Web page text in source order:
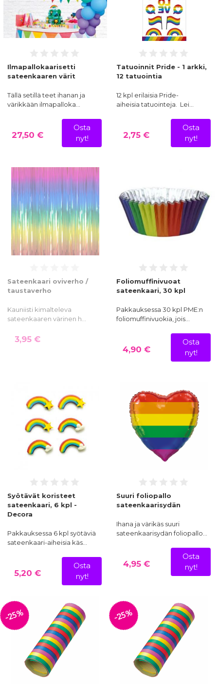
Ilmapallokaarisetti
sateenkaaren värit
Tällä setillä teet ihanan ja
värikkään ilmapalloka…
27,50 €
Osta
nyt!
Tatuoinnit Pride - 1 arkki,
12 tatuointia
12 kpl erilaisia Pride-
aiheisia tatuointeja. Lei…
2,75 €
Osta
nyt!
Sateenkaari oviverho /
taustaverho
Kauniisti kimalteleva
sateenkaaren värinen h…
3,95 €
Foliomuffinivuoat
sateenkaari, 30 kpl
Pakkauksessa 30 kpl PME:n
foliomuffinivuokia, jois…
4,90 €
Osta
nyt!
Syötävät koristeet
sateenkaari, 6 kpl -
Decora
Pakkauksessa 6 kpl syötäviä
sateenkaari-aiheisia käs…
5,20 €
Osta
nyt!
Suuri foliopallo
sateenkaarisydän
Ihana ja värikäs suuri
sateenkaarisydän foliopallo…
4,95 €
Osta
nyt!
-25% -25%